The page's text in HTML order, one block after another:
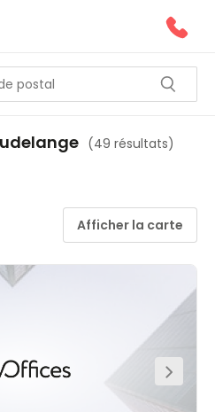
(49 résultats)
Afficher la carte